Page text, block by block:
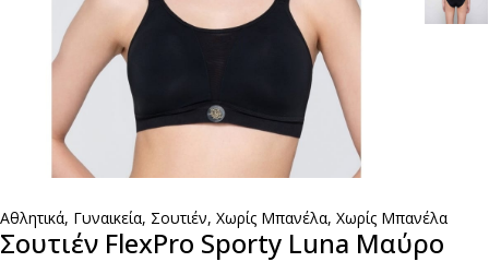
Αθλητικά, Γυναικεία, Σουτιέν, Χωρίς Μπανέλα, Χωρίς Μπανέλα
Σουτιέν FlexPro Sporty Luna Μαύρο